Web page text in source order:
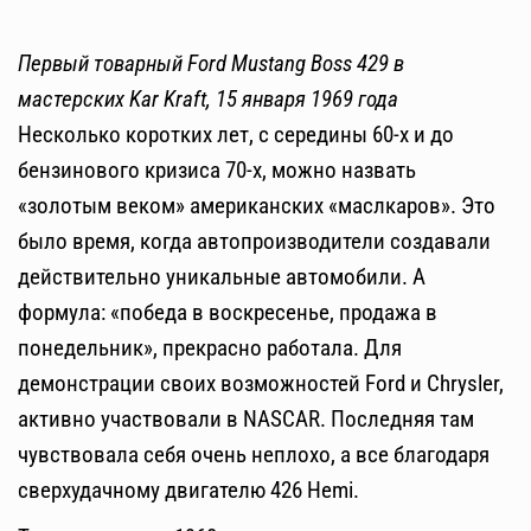
Первый товарный Ford Mustang Boss 429 в
мастерских Kar Kraft, 15 января 1969 года
Несколько коротких лет, с середины 60-х и до
бензинового кризиса 70-х, можно назвать
«золотым веком» американских «маслкаров». Это
было время, когда автопроизводители создавали
действительно уникальные автомобили. А
формула: «победа в воскресенье, продажа в
понедельник», прекрасно работала. Для
демонстрации своих возможностей Ford и Chrysler,
активно участвовали в NASCAR. Последняя там
чувствовала себя очень неплохо, а все благодаря
сверхудачному двигателю 426 Hemi.